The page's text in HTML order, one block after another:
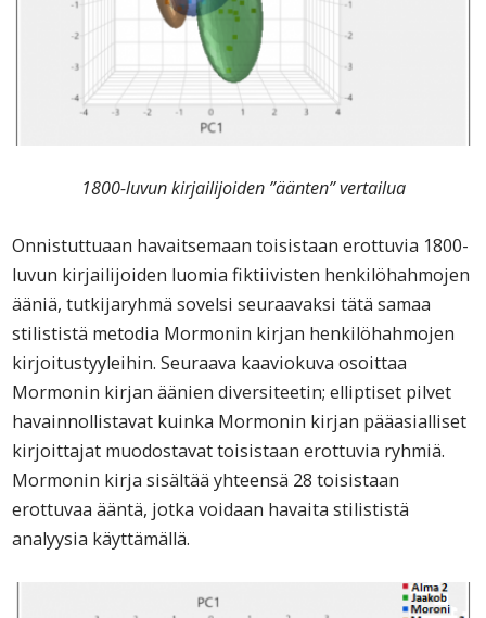
1800-luvun kirjailijoiden ”äänten” vertailua
Onnistuttuaan havaitsemaan toisistaan erottuvia 1800-
luvun kirjailijoiden luomia fiktiivisten henkilöhahmojen
ääniä, tutkijaryhmä sovelsi seuraavaksi tätä samaa
stilististä metodia Mormonin kirjan henkilöhahmojen
kirjoitustyyleihin. Seuraava kaaviokuva osoittaa
Mormonin kirjan äänien diversiteetin; elliptiset pilvet
havainnollistavat kuinka Mormonin kirjan pääasialliset
kirjoittajat muodostavat toisistaan erottuvia ryhmiä.
Mormonin kirja sisältää yhteensä 28 toisistaan
erottuvaa ääntä, jotka voidaan havaita stilististä
analyysia käyttämällä.